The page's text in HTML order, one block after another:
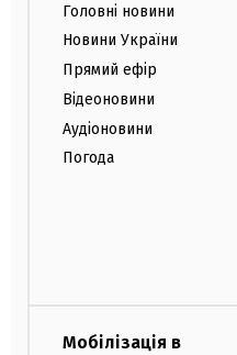
Головні новини
Новини України
Прямий ефір
Відеоновини
Аудіоновини
Погода
Мобілізація в